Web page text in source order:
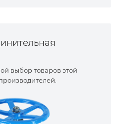
выбор товаров этой